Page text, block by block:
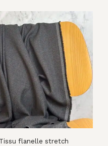
Tissu flanelle stretch